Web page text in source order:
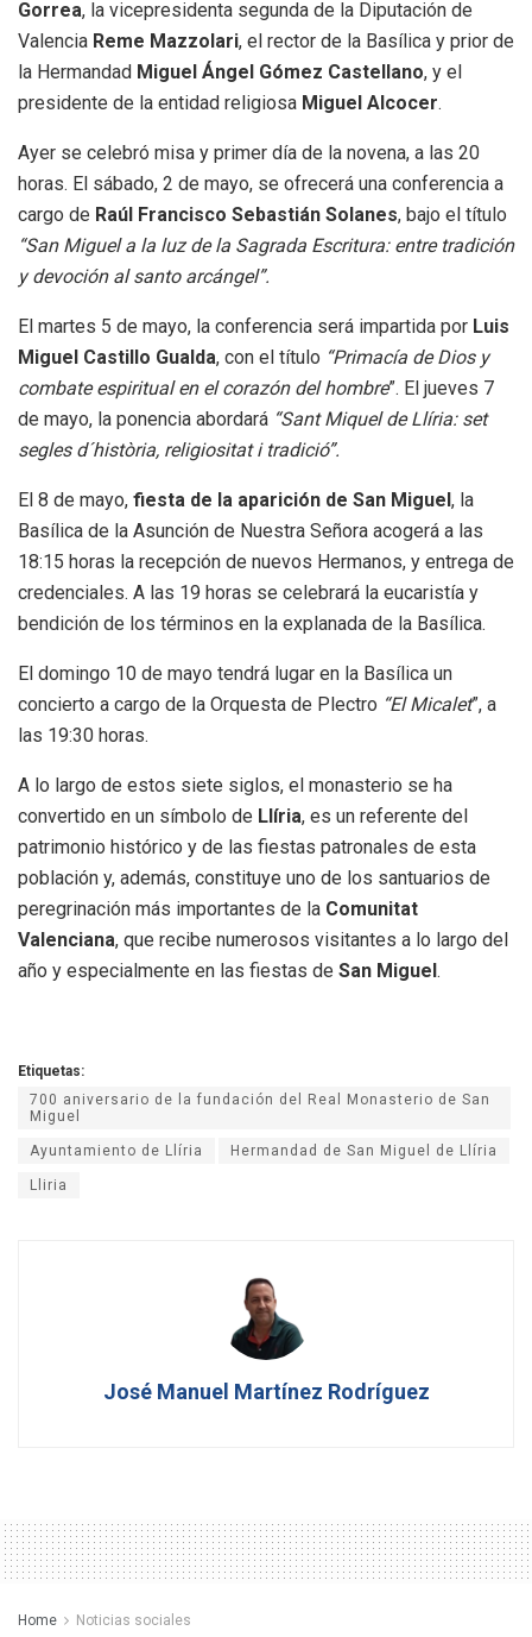
Gorrea, la vicepresidenta segunda de la Diputación de
Valencia Reme Mazzolari, el rector de la Basílica y prior de
la Hermandad Miguel Ángel Gómez Castellano, y el
presidente de la entidad religiosa Miguel Alcocer.
Ayer se celebró misa y primer día de la novena, a las 20
horas. El sábado, 2 de mayo, se ofrecerá una conferencia a
cargo de Raúl Francisco Sebastián Solanes, bajo el título
“San Miguel a la luz de la Sagrada Escritura: entre tradición
y devoción al santo arcángel”.
El martes 5 de mayo, la conferencia será impartida por Luis
Miguel Castillo Gualda, con el título “Primacía de Dios y
combate espiritual en el corazón del hombre”. El jueves 7
de mayo, la ponencia abordará “Sant Miquel de Llíria: set
segles d´història, religiositat i tradició”.
El 8 de mayo, fiesta de la aparición de San Miguel , la
Basílica de la Asunción de Nuestra Señora acogerá a las
18:15 horas la recepción de nuevos Hermanos, y entrega de
credenciales. A las 19 horas se celebrará la eucaristía y
bendición de los términos en la explanada de la Basílica.
El domingo 10 de mayo tendrá lugar en la Basílica un
concierto a cargo de la Orquesta de Plectro “El Micalet”, a
las 19:30 horas.
A lo largo de estos siete siglos, el monasterio se ha
convertido en un símbolo de Llíria, es un referente del
patrimonio histórico y de las fiestas patronales de esta
población y, además, constituye uno de los santuarios de
peregrinación más importantes de la Comunitat
Valenciana, que recibe numerosos visitantes a lo largo del
año y especialmente en las fiestas de San Miguel .
Etiquetas:
700 aniversario de la fundación del Real Monasterio de San
Miguel
Ayuntamiento de Llíria Hermandad de San Miguel de Llíria
Lliria
José Manuel Martínez Rodríguez
Home Noticias sociales